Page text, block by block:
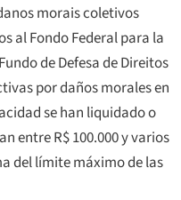
morais coletivos
al Fondo Federal para la
Fundo de Defesa de Direitos
por daños morales en
se han liquidado o
entre R$ 100.000 y varios
del límite máximo de las